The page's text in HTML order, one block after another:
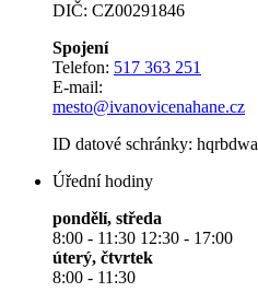
DIČ: CZ00291846
Spojení
Telefon: 517 363 251
E-mail:
mesto@ivanovicenahane.cz
ID datové schránky: hqrbdwa
Úřední hodiny
pondělí, středa
8:00 - 11:30 12:30 - 17:00
úterý, čtvrtek
8:00 - 11:30